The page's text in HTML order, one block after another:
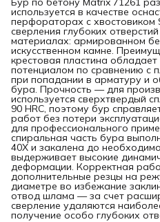
используется в качестве
перфораторах с хвостовиком
сверления глубоких
материалах: армированном
искусственном камне.
крестовая пластина
потенциалом по сравнению с
при попадании в арматуру и
бура. Прочность — для
используется сверхтвердый
90 HRC, поэтому бур
работ без потери
для профессионального
спиральная часть бура
40Х и закалена до
выдерживает высокие
деформации. Корректная
дополнительные резцы на
диаметре во избежание
отвод шлама — за счет
сверление удаляются
получение особо глубоких